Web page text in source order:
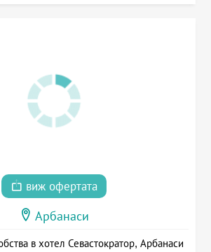
виж офертата
Арбанаси
в хотел Севастократор, Арбанаси